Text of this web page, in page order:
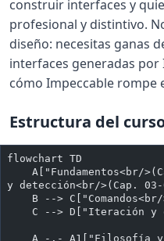
construir interfaces y
profesional y distintivo.
diseño: necesitas ganas
interfaces generadas por
cómo Impeccable rompe
Estructura del
flowchart TD
y detección<br/>(Cap. 03-
B -->
C --> D["Iteración